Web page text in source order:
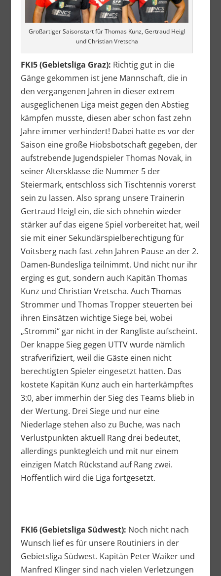
Großartiger Saisonstart für Thomas Kunz, Gertraud Heigl
und Christian Vretscha
FKI5 (Gebietsliga Graz): Richtig gut in die
Gänge gekommen ist jene Mannschaft, die in
den vergangenen Jahren in dieser extrem
ausgeglichenen Liga meist gegen den Abstieg
kämpfen musste, diesen aber schon fast zehn
Jahre immer verhindert! Dabei hatte es vor der
Saison eine große Hiobsbotschaft gegeben, der
aufstrebende Jugendspieler Thomas Novak, in
seiner Altersklasse die Nummer 5 der
Steiermark, entschloss sich Tischtennis vorerst
sein zu lassen. Also sprang unsere Trainerin
Gertraud Heigl ein, die sich ohnehin wieder
stärker auf das eigene Spiel vorbereitet hat, weil
sie mit einer Sekundärspielberechtigung für
Voitsberg nach fast zehn Jahren Pause an der 2.
Damen-Bundesliga teilnimmt. Und nicht nur ihr
erging es gut, sondern auch Kapitän Thomas
Kunz und Christian Vretscha. Auch Thomas
Strommer und Thomas Tropper steuerten bei
ihren Einsätzen wichtige Siege bei, wobei
„Strommi“ gar nicht in der Rangliste aufscheint.
Der knappe Sieg gegen UTTV wurde nämlich
strafverifiziert, weil die Gäste einen nicht
berechtigten Spieler eingesetzt hatten. Das
kostete Kapitän Kunz auch ein harterkämpftes
3:0, aber immerhin der Sieg des Teams blieb in
der Wertung. Drei Siege und nur eine
Niederlage stehen also zu Buche, was nach
Verlustpunkten aktuell Rang drei bedeutet,
allerdings punktegleich und mit nur einem
einzigen Match Rückstand auf Rang zwei.
Hoffentlich wird die Liga fortgesetzt.
FKI6 (Gebietsliga Südwest): Noch nicht nach
Wunsch lief es für unsere Routiniers in der
Gebietsliga Südwest. Kapitän Peter Waiker und
Manfred Klinger sind nach vielen Verletzungen